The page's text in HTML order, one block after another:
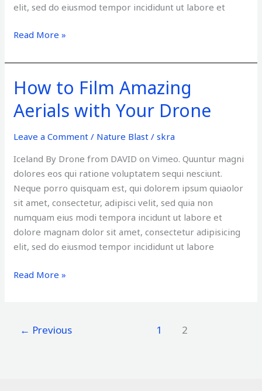
elit, sed do eiusmod tempor incididunt ut labore et
Read More »
How to Film Amazing
Aerials with Your Drone
Leave a Comment / Nature Blast /skra
Iceland By Drone from DAVID on Vimeo. Quuntur magni
dolores eos qui ratione voluptatem sequi nesciunt.
Neque porro quisquam est, qui dolorem ipsum quiaolor
sit amet, consectetur, adipisci velit, sed quia non
numquam eius modi tempora incidunt ut labore et
dolore magnam dolor sit amet, consectetur adipisicing
elit, sed do eiusmod tempor incididunt ut labore
How
to
Film
Aerials
with
Your
Drone
Read More »
← Previous 1 2